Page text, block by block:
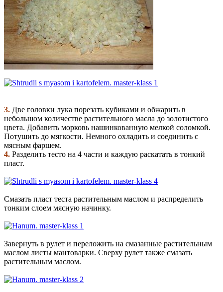
3. Две головки лука порезать кубиками и обжарить в
небольшом количестве растительного масла до золотистого
цвета. Добавить морковь нашинкованную мелкой соломкой.
Потушить до мягкости. Немного охладить и соединить с
мясным фаршем.
4. Разделить тесто на 4 части и каждую раскатать в тонкий
пласт.
Смазать пласт теста растительным маслом и распределить
тонким слоем мясную начинку.
Завернуть в рулет и переложить на смазанные растительным
маслом листы мантоварки. Сверху рулет также смазать
растительным маслом.